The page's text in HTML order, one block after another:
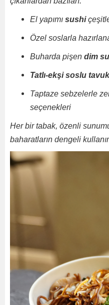
El yapımı sushi
Özel soslarla
Buharda pişen dim
Tatlı-ekşi soslu tavuk
Taptaze sebzelerle
seçenekleri
Her bir tabak, özenli
baharatların dengeli